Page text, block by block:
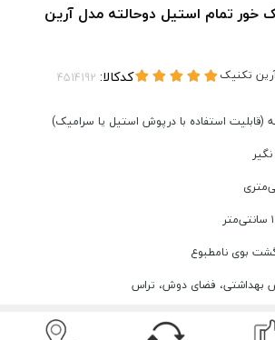
سرامیک خور تمام استیل دوحالته مدل آرین
تکنیک کدکالا:
(قابلیت استفاده با درپوش استیل یا سرامیک)
بوی نامطبوع
بهداشتی، فضای دوش، تراس